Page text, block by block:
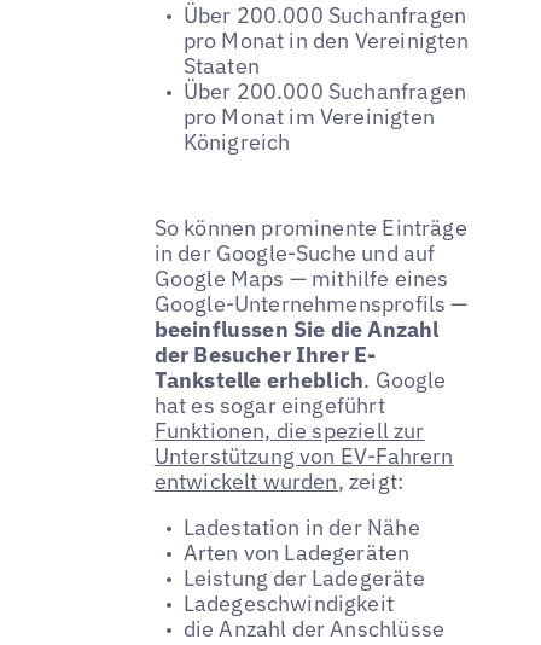
Über 200.000 Suchanfragen
pro Monat in den Vereinigten
Staaten
Über 200.000 Suchanfragen
pro Monat im Vereinigten
Königreich
So können prominente Einträge
in der Google-Suche und auf
Google Maps — mithilfe eines
Google-Unternehmensprofils —
beeinflussen Sie die Anzahl
der Besucher Ihrer E-
Tankstelle erheblich. Google
hat es sogar eingeführt
Funktionen, die speziell zur
Unterstützung von EV-Fahrern
entwickelt wurden, zeigt:
Ladestation in der Nähe
Arten von Ladegeräten
Leistung der Ladegeräte
Ladegeschwindigkeit
die Anzahl der Anschlüsse